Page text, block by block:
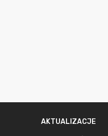
AKTUALIZACJE